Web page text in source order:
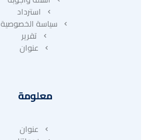
استرداد
سياسة الخصوصية
تقرير
عنوان
معلومة
عنوان